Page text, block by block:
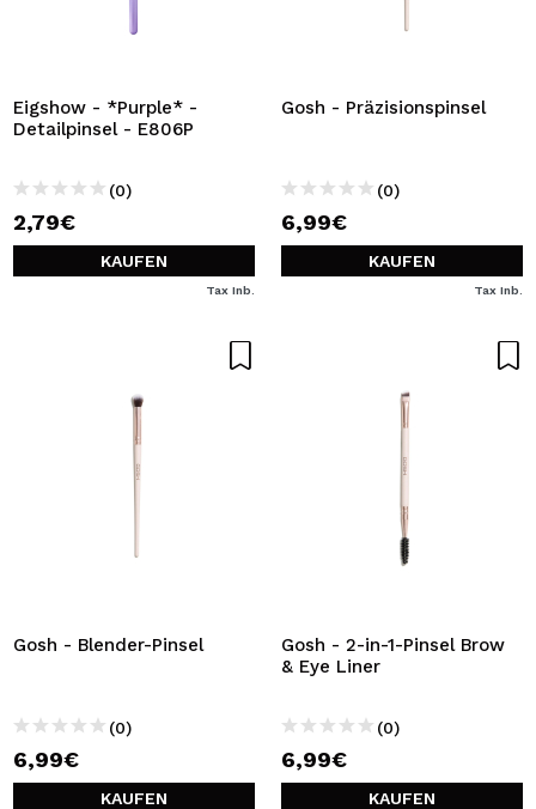
Eigshow - *Purple* -
Detailpinsel - E806P
(0)
2,79€
KAUFEN
Tax Inb.
Gosh - Präzisionspinsel
(0)
6,99€
KAUFEN
Tax Inb.
Gosh - Blender-Pinsel
(0)
6,99€
KAUFEN
Gosh - 2-in-1-Pinsel Brow
& Eye Liner
(0)
6,99€
KAUFEN